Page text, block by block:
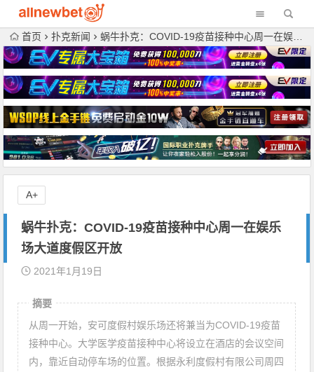
首页 扑克新闻 蜗牛扑克：COVID-19疫苗接种中心周一在娱乐场大道度假区开放
蜗牛扑克：COVID-19疫苗接种中心周一在娱乐
场大道度假区开放
2021年1月19日
摘要
从周一开始，安可度假村娱乐场还将兼当为COVID-19疫苗
接种中心。大学医学疫苗接种中心将设立在酒店的会议空间
内，靠近自动停车场的位置。根据永利度假村有限公司周四
A+